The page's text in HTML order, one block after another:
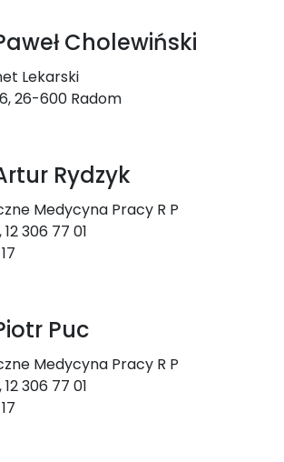
Cholewiński
Lekarski
26-600 Radom
Rydzyk
Medycyna Pracy R P
12 306 77 01
Puc
Medycyna Pracy R P
12 306 77 01